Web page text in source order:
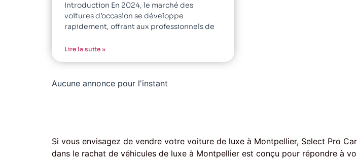
Introduction En 2024, le marché des
voitures d’occasion se développe
rapidement, offrant aux professionnels de
Lire la suite »
Aucune annonce pour l'instant
Si vous envisagez de vendre votre voiture de luxe à Montpellier, Select Pro
dans le rachat de véhicules de luxe à Montpellier est conçu pour répondre à